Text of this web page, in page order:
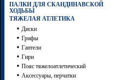
ПАЛКИ ДЛЯ СКАНДИНАВСКОЙ
ХОДЬБЫ
ТЯЖЕЛАЯ АТЛЕТИКА
• Диски
• Грифы
• Гантели
• Гири
• Пояс тяжелоатлетический
• Аксессуары, перчатки